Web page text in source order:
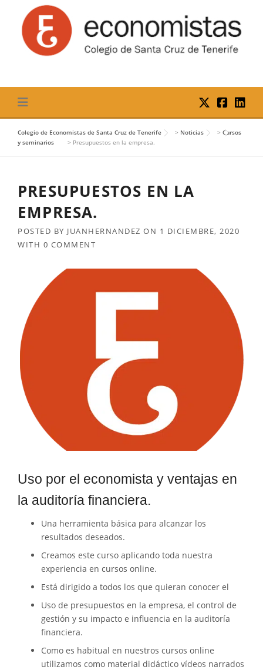
content
Colegio de Economistas de Santa Cruz de Tenerife > Noticias > Cursos
y seminarios
> Presupuestos en la empresa.
PRESUPUESTOS EN LA
EMPRESA.
POSTED BY JUANHERNANDEZ ON 1 DICIEMBRE, 2020
WITH 0 COMMENT
Uso por el economista y ventajas en
la auditoría financiera.
Una herramienta básica para alcanzar los
resultados deseados.
Creamos este curso aplicando toda nuestra
experiencia en cursos online.
Está dirigido a todos los que quieran conocer el
Uso de presupuestos en la empresa, el control de
gestión y su impacto e influencia en la auditoría
financiera.
Como es habitual en nuestros cursos online
utilizamos como material didáctico vídeos narrados